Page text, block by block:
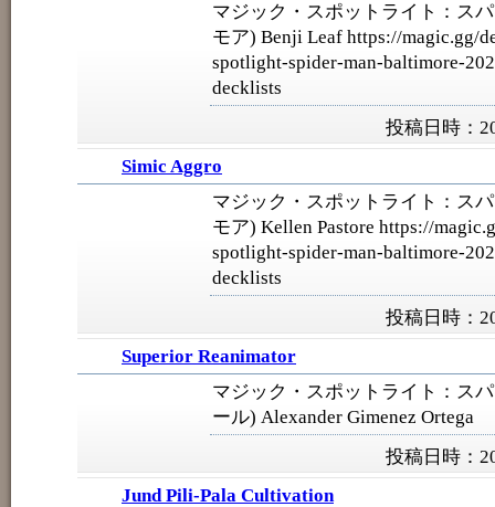
マジック・スポットライト：ス
モア) Benji Leaf https://magic.gg/
spotlight-spider-man-baltimore-
decklists
投稿日時：
Simic Aggro
マジック・スポットライト：ス
モア) Kellen Pastore https://
spotlight-spider-man-baltimore-
decklists
投稿日時：
Superior Reanimator
マジック・スポットライト：ス
ール) Alexander Gimenez Ortega
投稿日時：
Jund Pili-Pala Cultivation